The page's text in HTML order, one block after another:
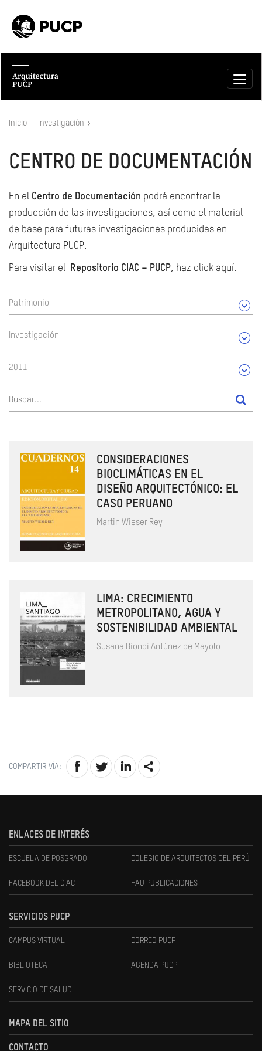
Inicio Investigación
CENTRO DE DOCUMENTACIÓN
En el Centro de Documentación podrá encontrar la
producción de las investigaciones, así como el material
de base para futuras investigaciones producidas en
Arquitectura PUCP.
Para visitar el Repositorio CIAC – PUCP, haz click aquí.
Patrimonio
Investigación
2011
CONSIDERACIONES
BIOCLIMÁTICAS EN EL
DISEÑO ARQUITECTÓNICO: EL
CASO PERUANO
Martin Wieser Rey
LIMA: CRECIMIENTO
METROPOLITANO, AGUA Y
SOSTENIBILIDAD AMBIENTAL
Susana Biondi Antúnez de Mayolo
COMPARTIR VÍA:
ENLACES DE INTERÉS
ESCUELA DE POSGRADO COLEGIO DE ARQUITECTOS DEL PERÚ
FACEBOOK DEL CIAC FAU PUBLICACIONES
SERVICIOS PUCP
CAMPUS VIRTUAL CORREO PUCP
BIBLIOTECA AGENDA PUCP
SERVICIO DE SALUD
MAPA DEL SITIO
CONTACTO